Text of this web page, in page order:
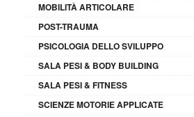
MOBILITÀ ARTICOLARE
POST-TRAUMA
PSICOLOGIA DELLO SVILUPPO
SALA PESI & BODY BUILDING
SALA PESI & FITNESS
SCIENZE MOTORIE APPLICATE